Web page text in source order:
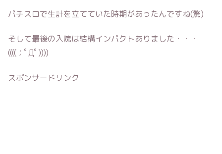
パチスロで生計を立てていた時期があったんですね(驚)
そして最後の入院は結構インパクトありました・・・
((((；ﾟДﾟ))))
スポンサードリンク